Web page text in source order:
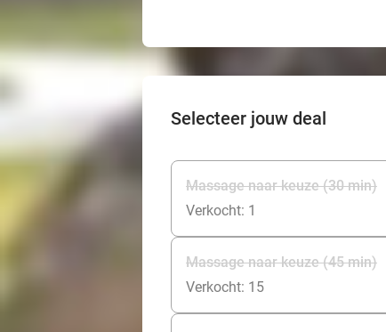
Selecteer jouw deal
Massage naar keuze (30 min)
Verkocht: 1
Massage naar keuze (45 min)
Verkocht: 15